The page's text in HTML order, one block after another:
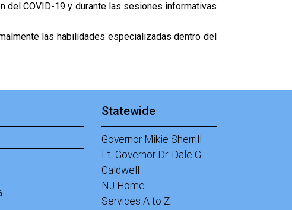
del COVID-19 y durante las sesiones informativas
las habilidades especializadas dentro del
Statewide
Governor Mikie Sherrill
Lt. Governor Dr. Dale G.
Caldwell
NJ Home
Services A to Z